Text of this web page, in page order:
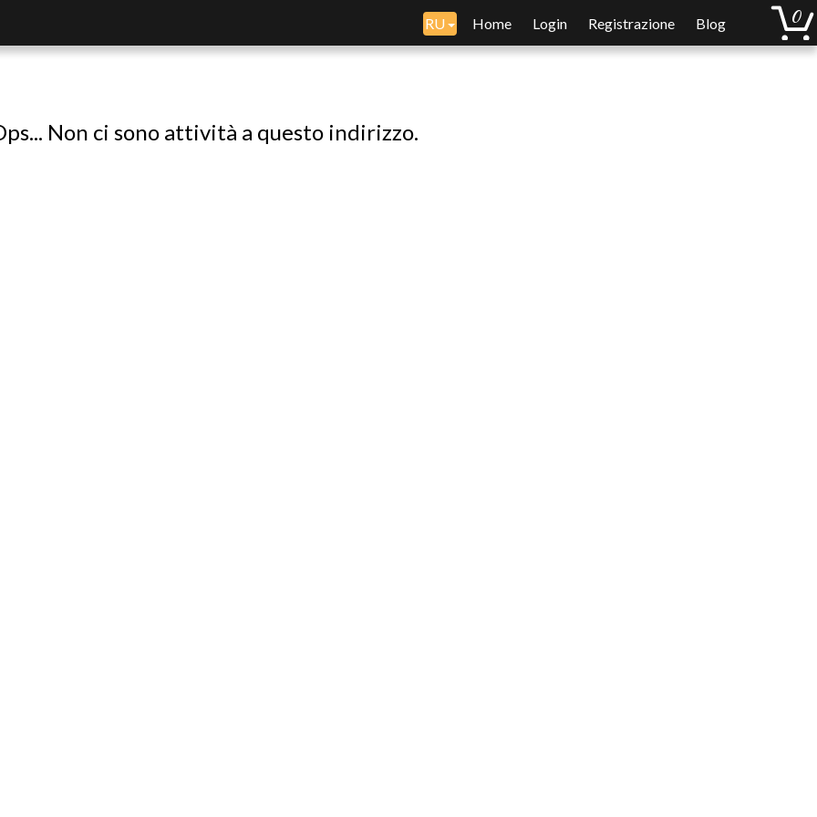
RU Home Login Registrazione Blog
Non ci sono attività a questo indirizzo.